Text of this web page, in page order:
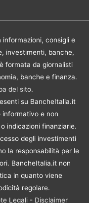
consigli e
investimenti, banche,
formata da giornalisti
banche e finanza.
del sito.
su BancheItalia.it
informativo e non
indicazioni finanziarie.
degli investimenti
la responsabilità per le
BancheItalia.it non
in quanto viene
regolare.
Legali- Disclaimer